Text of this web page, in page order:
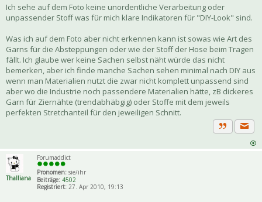
Ich sehe auf dem Foto keine unordentliche Verarbeitung oder
unpassender Stoff was für mich klare Indikatoren für "DIY-Look" sind.
Was ich auf dem Foto aber nicht erkennen kann ist sowas wie Art des
Garns für die Absteppungen oder wie der Stoff der Hose beim Tragen
fällt. Ich glaube wer keine Sachen selbst näht würde das nicht
bemerken, aber ich finde manche Sachen sehen minimal nach DIY aus
wenn man Materialien nutzt die zwar nicht komplett unpassend sind
aber wo die Industrie noch passendere Materialien hätte, zB dickeres
Garn für Ziernähte (trendabhäbgig) oder Stoffe mit dem jeweils
perfekten Stretchanteil für den jeweiligen Schnitt.
Zitat
Thalliana
Forumaddict
Pronomen: sie/ihr
Beiträge: 4502
Registriert: 27. Apr 2010, 19:13